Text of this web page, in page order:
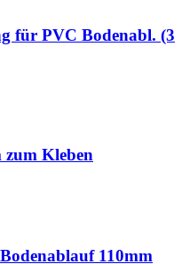
für PVC Bodenabl. (3
zum Kleben
110mm